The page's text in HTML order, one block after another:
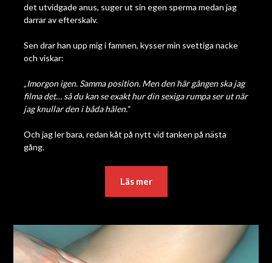
det utvidgade anus, suger ut sin egen sperma medan jag
darrar av efterskalv.
Sen drar han upp mig i famnen, kysser min svettiga nacke
och viskar:
„Imorgon igen. Samma position. Men den här gången ska jag
filma det… så du kan se exakt hur din sexiga rumpa ser ut när
jag knullar den i båda hålen.“
Och jag ler bara, redan kåt på nytt vid tanken på nästa
gång.
Läs mer